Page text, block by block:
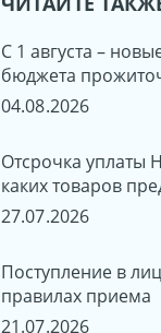
С 1 августа –
бюджета
04.08.2026
Отсрочка уплаты
каких товаров
27.07.2026
Поступление в
правилах приема
21.07.2026